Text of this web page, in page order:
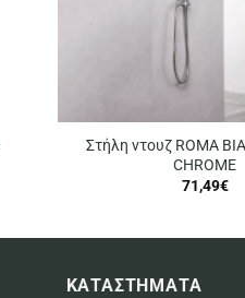
Στήλη ντουζ ROMA
CHROME
71,49€
ΚΑΤΑΣΤΗΜΑΤΑ